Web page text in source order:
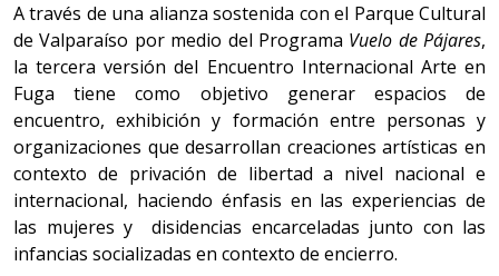
A través de una alianza sostenida con el Parque Cultural
de Valparaíso por medio del Programa Vuelo de Pájares,
la tercera versión del Encuentro Internacional Arte en
Fuga tiene como objetivo generar espacios de
encuentro, exhibición y formación entre personas y
organizaciones que desarrollan creaciones artísticas en
contexto de privación de libertad a nivel nacional e
internacional, haciendo énfasis en las experiencias de
las mujeres y disidencias encarceladas junto con las
infancias socializadas en contexto de encierro.